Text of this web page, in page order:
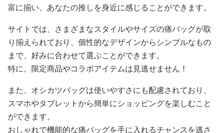
富に揃い、あなたの推しを身近に感じることができます。
サイトでは、さまざまなスタイルやサイズの痛バッグが取
り揃えられており、個性的なデザインからシンプルなもの
まで、好みに合わせて選ぶことができます。
特に、限定商品やコラボアイテムは見逃せません！
また、オシカツバッグは使いやすさにも配慮されており、
スマホやタブレットから簡単にショッピングを楽しむこと
ができます。
おしゃれで機能的な痛バッグを手に入れるチャンスを逃さ